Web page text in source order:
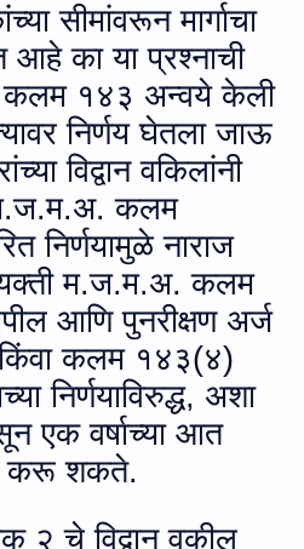
सीमांवरून मार्गाचा
आहे का या प्रश्नाची
कलम १४३ अन्‍वये केली
निर्णय घेतला जाऊ
विद्वान वकिलांनी
कलम
निर्णयामुळे नाराज
म.ज.म.अ.कलम
आणि पुनरीक्षण अर्ज
कलम १४३(४)
निर्णयाविरुद्ध, अशा
एक वर्षाच्या आत
करू शकते.
२ चे विद्वान वकील